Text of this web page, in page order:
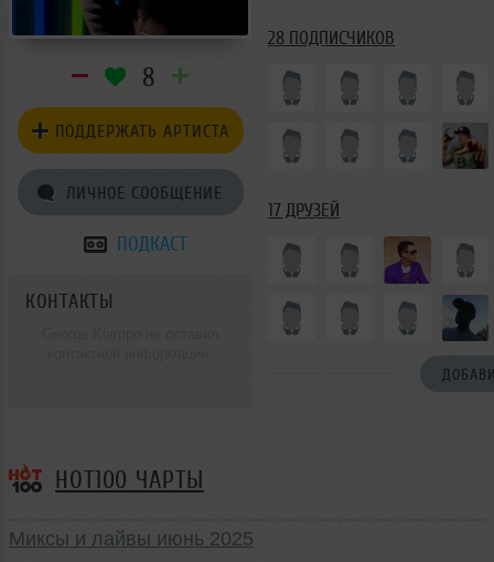
8
ПОДДЕРЖАТЬ АРТИСТА
ЛИЧНОЕ СООБЩЕНИЕ
ПОДКАСТ
КОНТАКТЫ
28 ПОДПИСЧИКОВ
17 ДРУЗЕЙ
HOT100 ЧАРТЫ
Миксы и лайвы июнь 2025